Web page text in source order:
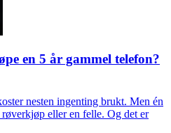
en 5 år gammel telefon?
nesten ingenting brukt. Men én
eller en felle. Og det er